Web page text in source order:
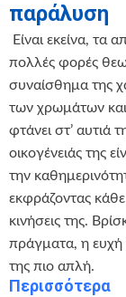
παράλυση
Είναι εκείνα,
πολλές φορές
συναίσθημα της
των χρωμάτων
φτάνει στ’ αυτιά
οικογένειάς της
την
εκφράζοντας κάθε
κινήσεις της.
πράγματα, η ευχή
της πιο απλή.
Περισσότερα